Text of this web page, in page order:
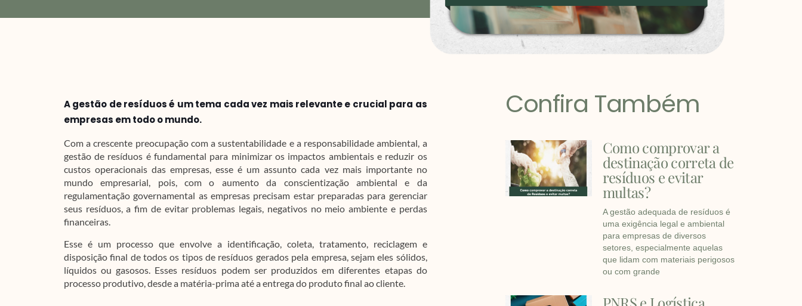
A gestão de resíduos é um tema cada vez mais relevante e crucial para as
empresas em todo o mundo.
Com a crescente preocupação com a sustentabilidade e a responsabilidade ambiental, a
gestão de resíduos é fundamental para minimizar os impactos ambientais e reduzir os
custos operacionais das empresas, esse é um assunto cada vez mais importante no
mundo empresarial, pois, com o aumento da conscientização ambiental e da
regulamentação governamental as empresas precisam estar preparadas para gerenciar
seus resíduos, a fim de evitar problemas legais, negativos no meio ambiente e perdas
financeiras.
Esse é um processo que envolve a identificação, coleta, tratamento, reciclagem e
disposição final de todos os tipos de resíduos gerados pela empresa, sejam eles sólidos,
líquidos ou gasosos. Esses resíduos podem ser produzidos em diferentes etapas do
processo produtivo, desde a matéria-prima até a entrega do produto final ao cliente.
Confira Também
Como comprovar a
destinação correta de
resíduos e evitar
multas?
A gestão adequada de resíduos é
uma exigência legal e ambiental
para empresas de diversos
setores, especialmente aquelas
que lidam com materiais perigosos
ou com grande